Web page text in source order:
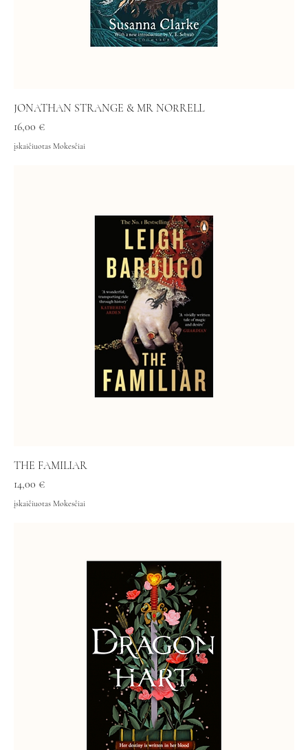
JONATHAN STRANGE & MR NORRELL
Kaina
16,00 €
įskaičiuotas Mokesčiai
THE FAMILIAR
Kaina
14,00 €
įskaičiuotas Mokesčiai